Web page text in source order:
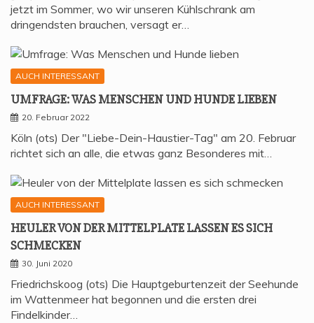
jetzt im Sommer, wo wir unseren Kühlschrank am
dringendsten brauchen, versagt er…
AUCH INTERESSANT
UMFRA­GE: WAS MEN­SCHEN UND HUN­DE LIEBEN
20. Februar 2022
Köln (ots) Der "Liebe-Dein-Haustier-Tag" am 20. Februar
richtet sich an alle, die etwas ganz Besonderes mit…
AUCH INTERESSANT
HEU­LER VON DER MIT­TEL­P­LA­TE LAS­SEN ES SICH
SCHMECKEN
30. Juni 2020
Friedrichskoog (ots) Die Hauptgeburtenzeit der Seehunde
im Wattenmeer hat begonnen und die ersten drei
Findelkinder…